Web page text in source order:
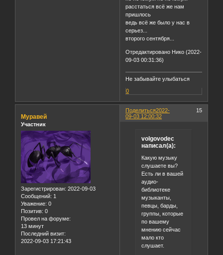
расстаться всё же нам
пришлось
ведь всё же было у нас в
серьез...
второго сентября...
Отредактировано Нико (2022-
09-03 00:31:36)
Не забывайте улыбаться
0
Поделиться 15
2022-
09-03 12:00:32
Муравей
Участник
Зарегистрирован: 2022-09-03
Сообщений: 1
Уважение: 0
Позитив: 0
Провел на форуме:
13 минут
Последний визит:
2022-09-03 17:21:43
volgovodec
написал(а):
Какую музыку
слушаете вы?
Есть ли в вашей
аудио-
библиотеке
музыканты,
певцы, барды,
группы, которые
по вашему
мнению сейчас
мало кто
слушает.